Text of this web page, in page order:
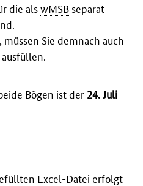
die alswMSBseparat
müssen Sie demnach auch
Bögen ist der 24. Juli
Excel-Datei erfolgt